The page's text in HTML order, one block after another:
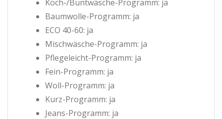
Koch-/Buntwäsche-Programm: ja
Baumwolle-Programm: ja
ECO 40-60: ja
Mischwäsche-Programm: ja
Pflegeleicht-Programm: ja
Fein-Programm: ja
Woll-Programm: ja
Kurz-Programm: ja
Jeans-Programm: ja